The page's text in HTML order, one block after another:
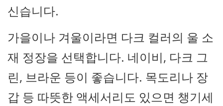
신습니다.
가을이나 겨울이라면 다크 컬러의 울 소
재 정장을 선택합니다. 네이비, 다크 그
린, 브라운 등이 좋습니다. 목도리나 장
갑 등 따뜻한 액세서리도 있으면 챙기세